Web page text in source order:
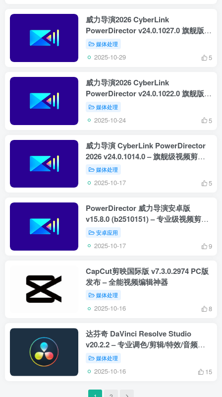
威力导演2026 CyberLink
PowerDirector v24.0.1027.0 旗舰版 –
专业级视频剪辑软件
媒体处理
2025-10-29 5
威力导演2026 CyberLink
PowerDirector v24.0.1022.0 旗舰版 –
专业级视频剪辑软件
媒体处理
2025-10-24 5
威力导演 CyberLink PowerDirector
2026 v24.0.1014.0 – 旗舰级视频剪辑
软件媒体处理
2025-10-17 5
PowerDirector 威力导演安卓版
v15.8.0 (b2510151) – 专业级视频剪辑
神器安卓应用
2025-10-17 9
CapCut剪映国际版 v7.3.0.2974 PC版
发布 – 全能视频编辑神器
媒体处理
2025-10-16 8
达芬奇 DaVinci Resolve Studio
v20.2.2 – 专业调色/剪辑/特效/音频一
体化软件 | Windows 中文激活版
媒体处理
2025-10-16 15